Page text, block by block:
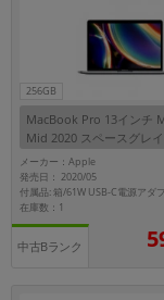
256GB
MacBook Pro 13インチ
Mid 2020 スペースグレ
(1.4GHz)/8GB/256GB SSD
メーカー：Apple
発売日： 2020/05
在庫数：1
中古Bランク